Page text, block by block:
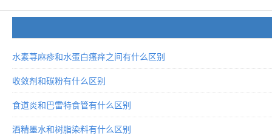
水素荨麻疹和水蛋白瘙痒之间有什么区别
收敛剂和碳粉有什么区别
食道炎和巴雷特食管有什么区别
酒精墨水和树脂染料有什么区别